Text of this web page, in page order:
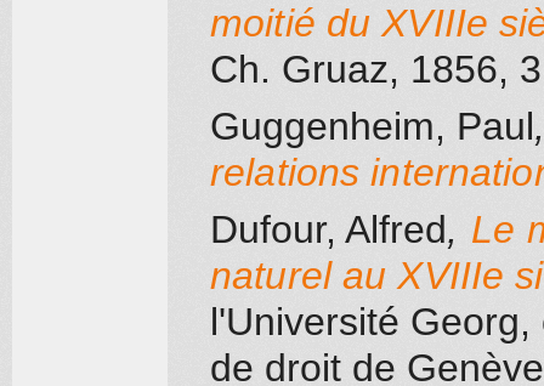
moitié du XVIIIe
Ch. Gruaz, 1856,
Guggenheim, Paul
relations
Dufour, Alfred, Le
naturel au XVIIIe
l'Université Georg,
de droit de